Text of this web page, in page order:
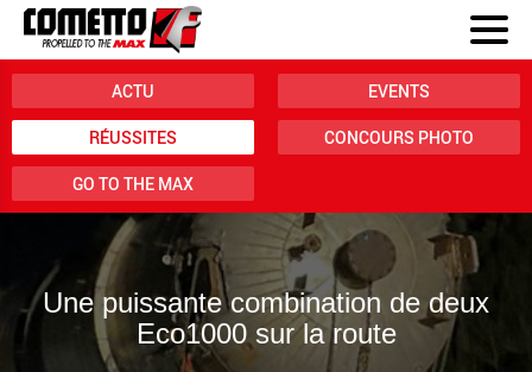
ACTU EVENTS
RÉUSSITES CONCOURS PHOTO
GO TO THE MAX
Une puissante combination de deux
Eco1000 sur la route